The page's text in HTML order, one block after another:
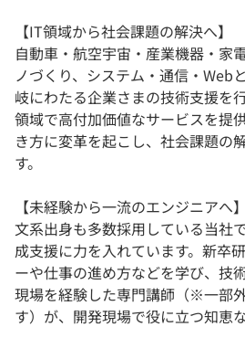
【IT領域から社会課題の解決へ】
自動車・航空宇宙・産業機器・家
ノづくり、システム・通信・Web
岐にわたる企業さまの技術支援を
領域で高付加価値なサービスを提
き方に変革を起こし、社会課題の
す。
【未経験から一流のエンジニアへ】
文系出身も多数採用している当社
成支援に力を入れています。新卒
ーや仕事の進め方などを学び、技
現場を経験した専門講師（※一部
す）が、開発現場で役に立つ知恵